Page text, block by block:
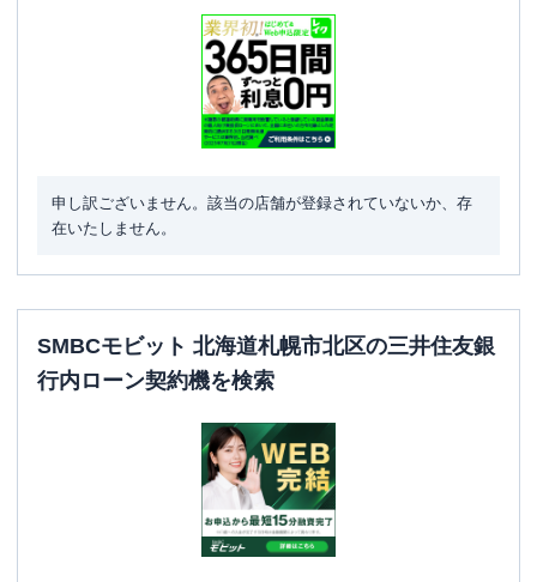
申し訳ございません。該当の店舗が登録されていないか、存
在いたしません。
SMBCモビット 北海道札幌市北区の三井住友銀
行内ローン契約機を検索